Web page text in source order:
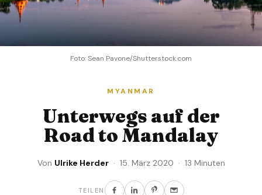
Foto: Sean Pavone/Shutterstock.com
MYANMAR
Unterwegs auf der
Road to Mandalay
Von Ulrike Herder· 15. März 2020 · 13 Minuten
TEILEN